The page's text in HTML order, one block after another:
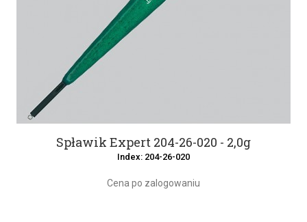
Spławik Expert 204-26-020 - 2,0g
Index: 204-26-020
Cena po zalogowaniu